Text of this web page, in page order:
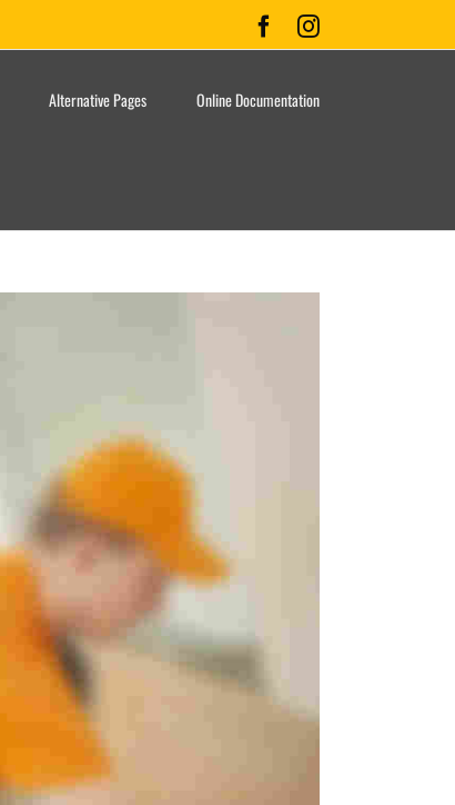
FacebookInstagram
Alternative Pages Online Documentation